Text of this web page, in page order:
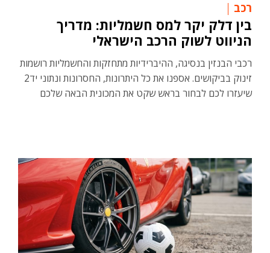
רכב
בין דלק יקר למס חשמליות: מדריך
הניווט לשוק הרכב הישראלי
רכבי הבנזין בנסיגה, ההיברידיות מתחזקות והחשמליות רושמות
זינוק בביקושים. אספנו את כל היתרונות, החסרונות ונתוני יד2
שיעזרו לכם לבחור בראש שקט את המכונית הבאה שלכם